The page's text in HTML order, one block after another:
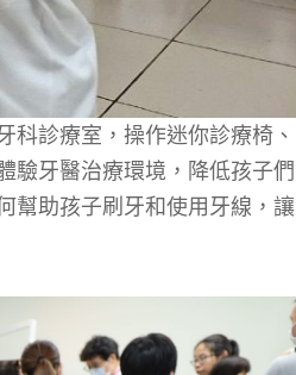
科診療室，操作迷你診療椅、
驗牙醫治療環境，降低孩子們
幫助孩子刷牙和使用牙線，讓